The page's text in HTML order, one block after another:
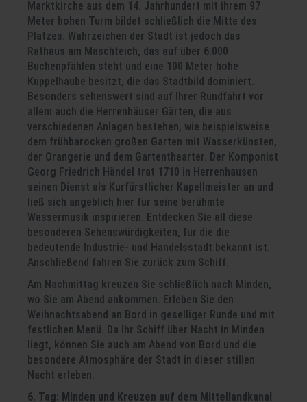
Marktkirche aus dem 14. Jahrhundert mit ihrem 97
Meter hohen Turm bildet schließlich die Mitte des
Platzes. Wahrzeichen der Stadt ist jedoch das
Rathaus am Maschteich, das auf über 6.000
Buchenpfählen steht und eine 100 Meter hohe
Kuppelhaube besitzt, die das Stadtbild dominiert.
Besonders sehenswert sind auf Ihrer Rundfahrt vor
allem auch die Herrenhäuser Gärten, die aus
verschiedenen Anlagen bestehen, wie beispielsweise
dem frühbarocken großen Garten mit Wasserkünsten,
der Orangerie und dem Gartenthearter. Der Komponist
Georg Friedrich Händel trat 1710 in Herrenhausen
seinen Dienst als Kurfürstlicher Kapellmeister an und
ließ sich angeblich hier für seine berühmte
Wassermusik inspirieren. Entdecken Sie all diese
besonderen Sehenswürdigkeiten, für die die
bedeutende Industrie- und Handelsstadt bekannt ist.
Anschließend fahren Sie zurück zum Schiff.
Am Nachmittag kreuzen Sie schließlich nach Minden,
wo Sie am Abend ankommen. Erleben Sie den
Weihnachtsabend an Bord in geselliger Runde und mit
festlichen Menü. Da Ihr Schiff über Nacht in Minden
liegt, können Sie auch am Abend von Bord und die
besondere Atmosphäre der Stadt in dieser stillen
Nacht erleben.
6. Tag: Minden und Kreuzen auf dem Mittellandkanal